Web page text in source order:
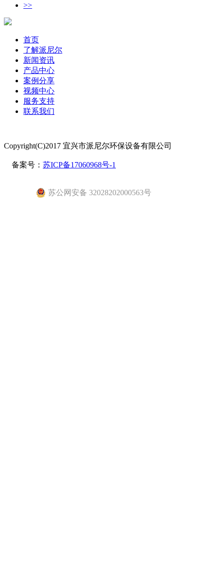
>>
首页
了解派尼尔
新闻资讯
产品中心
案例分享
视频中心
服务支持
联系我们
Copyright(C)2017 宜兴市派尼尔环保设备有限公司
备案号： 苏ICP备17060968号-1
苏公网安备 32028202000563号